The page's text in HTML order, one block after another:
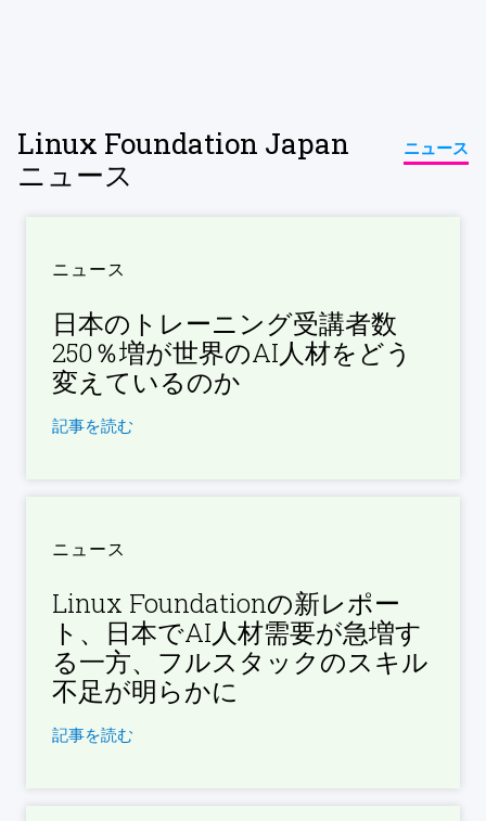
Linux Foundation Japan
ニュース
ニュース
ニュース
日本のトレーニング受講者数
250％増が世界のAI人材をどう
変えているのか
記事を読む
ニュース
Linux Foundationの新レポー
ト、日本でAI人材需要が急増す
る一方、フルスタックのスキル
不足が明らかに
記事を読む